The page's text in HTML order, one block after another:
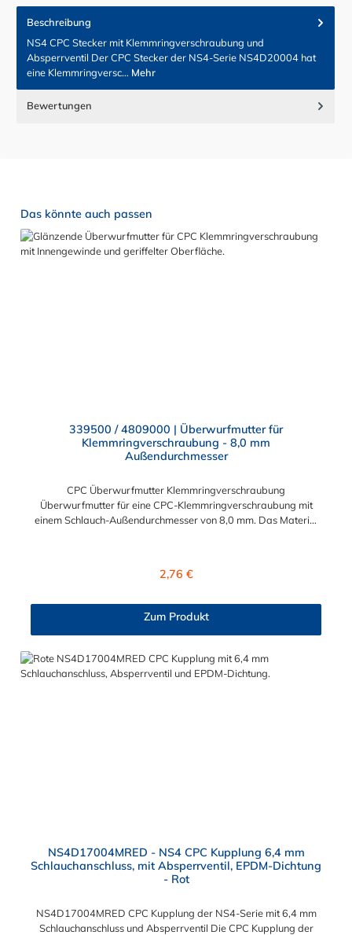
Beschreibung
NS4 CPC Stecker mit Klemmringverschraubung und
Absperrventil Der CPC Stecker der NS4-Serie NS4D20004 hat
eine Klemmringversc… Mehr
Bewertungen
Produktgalerie überspringen
Das könnte auch passen
339500 / 4809000 | Überwurfmutter für
Klemmringverschraubung - 8,0 mm
Außendurchmesser
CPC Überwurfmutter Klemmringverschraubung
Überwurfmutter für eine CPC-Klemmringverschraubung mit
einem Schlauch-Außendurchmesser von 8,0 mm. Das Material
Regulärer Preis:
2,76 €
Zum Produkt
NS4D17004MRED - NS4 CPC Kupplung 6,4 mm
Schlauchanschluss, mit Absperrventil, EPDM-Dichtung
- Rot
NS4D17004MRED CPC Kupplung der NS4-Serie mit 6,4 mm
Schlauchanschluss und Absperrventil Die CPC Kupplung der